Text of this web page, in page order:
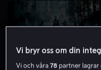
Vi bryr oss om din
Vi och våra78 partner lagrar